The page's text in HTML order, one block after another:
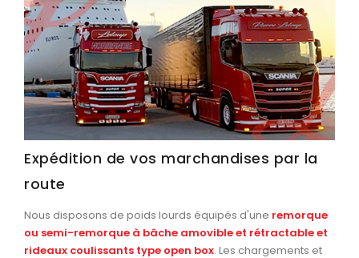
Expédition de vos marchandises par la
route
Nous disposons de poids lourds équipés d'une remorque
ou semi-remorque à bâche amovible et rétractable et
rideaux coulissants type open box. Les chargements et